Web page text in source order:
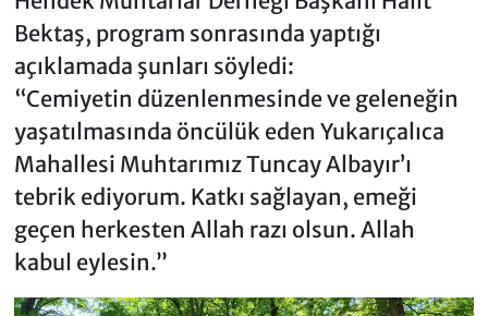
Bektaş, program sonrasında yaptığı
açıklamada şunları söyledi:
“Cemiyetin düzenlenmesinde ve geleneğin
yaşatılmasında öncülük eden Yukarıçalıca
Mahallesi Muhtarımız Tuncay Albayır’ı
tebrik ediyorum. Katkı sağlayan, emeği
geçen herkesten Allah razı olsun. Allah
kabul eylesin.”